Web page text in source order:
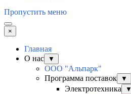
Пропустить меню
×
Главная
О нас
▼
ООО "Альпарк"
Программа поставок
▼
Электротехника ▼